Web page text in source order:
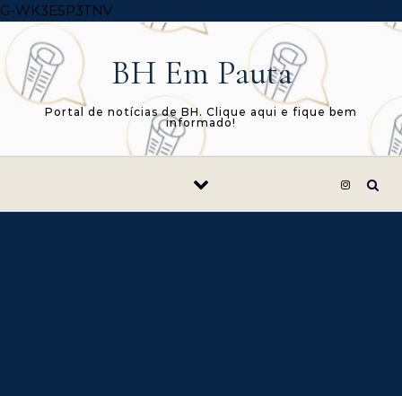
G-WK3E5P3TNVSkip to content
BH Em Pauta
Portal de notícias de BH. Clique aqui e fique bem
informado!